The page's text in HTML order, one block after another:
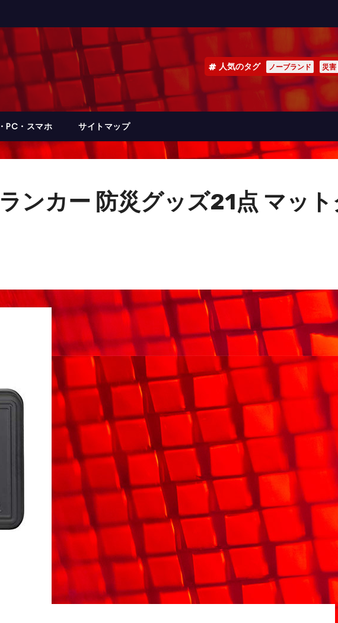
人気のタグ ノーブランド 災害
PC・スマホ サイトマップ
ンカー 防災グッズ21点 マッ